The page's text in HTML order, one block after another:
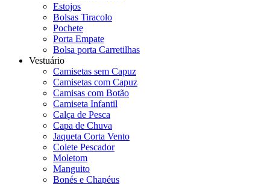
Estojos
Bolsas Tiracolo
Pochete
Porta Empate
Bolsa porta Carretilhas
Vestuário
Camisetas sem Capuz
Camisetas com Capuz
Camisas com Botão
Camiseta Infantil
Calça de Pesca
Capa de Chuva
Jaqueta Corta Vento
Colete Pescador
Moletom
Manguito
Bonés e Chapéus